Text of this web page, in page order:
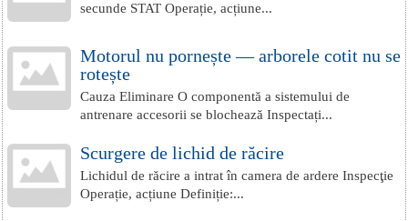
secunde STAT Operație, acțiune...
Motorul nu pornește — arborele cotit nu se
rotește
Cauza Eliminare O componentă a sistemului de
antrenare accesorii se blochează Inspectați...
Scurgere de lichid de răcire
Lichidul de răcire a intrat în camera de ardere Inspecţie
Operație, acțiune Definiție:...